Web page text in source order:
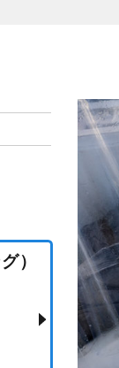
ギング）
）